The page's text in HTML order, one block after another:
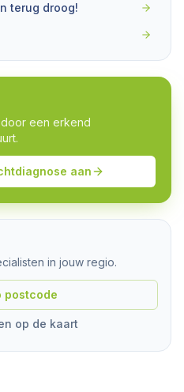
terug droog!
een erkend
aan
in jouw regio.
postcode
op de kaart